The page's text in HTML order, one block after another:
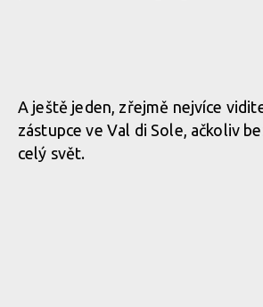
A ještě jeden, zřejmě nejvíce
zástupce ve Val di Sole, ačkoliv
celý svět.